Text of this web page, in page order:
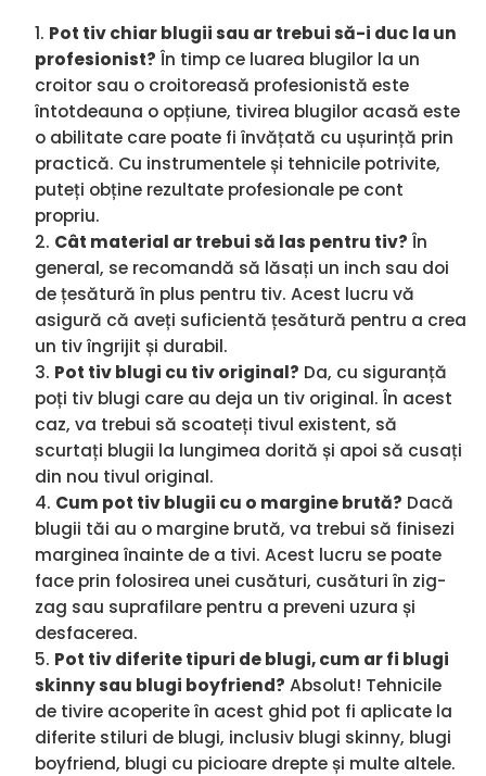
Pot tiv chiar blugii sau ar trebui să-i duc la un
profesionist? În timp ce luarea blugilor la un
croitor sau o croitoreasă profesionistă este
întotdeauna o opțiune, tivirea blugilor acasă este
o abilitate care poate fi învățată cu ușurință prin
practică. Cu instrumentele și tehnicile potrivite,
puteți obține rezultate profesionale pe cont
propriu.
Cât material ar trebui să las pentru tiv? În
general, se recomandă să lăsați un inch sau doi
de țesătură în plus pentru tiv. Acest lucru vă
asigură că aveți suficientă țesătură pentru a crea
un tiv îngrijit și durabil.
Pot tiv blugi cu tiv original? Da, cu siguranță
poți tiv blugi care au deja un tiv original. În acest
caz, va trebui să scoateți tivul existent, să
scurtați blugii la lungimea dorită și apoi să cusați
din nou tivul original.
Cum pot tiv blugii cu o margine brută? Dacă
blugii tăi au o margine brută, va trebui să finisezi
marginea înainte de a tivi. Acest lucru se poate
face prin folosirea unei cusături, cusături în zig-
zag sau suprafilare pentru a preveni uzura și
desfacerea.
Pot tiv diferite tipuri de blugi, cum ar fi blugi
skinny sau blugi boyfriend? Absolut! Tehnicile
de tivire acoperite în acest ghid pot fi aplicate la
diferite stiluri de blugi, inclusiv blugi skinny, blugi
boyfriend, blugi cu picioare drepte și multe altele.